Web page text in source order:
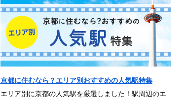
京都に住むなら？エリア別おすすめの人気駅特集
エリア別に京都の人気駅を厳選しました！駅周辺のエ